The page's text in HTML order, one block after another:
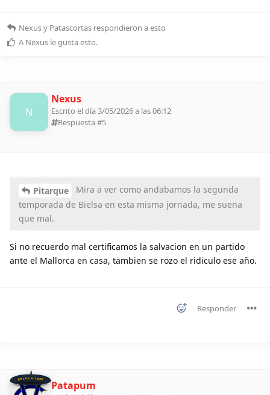
Nexusy Patascortas respondieron a esto
A Nexus le gusta esto.
N
Nexus
Escrito el día 3/05/2026 a las 06:12
Respuesta #5
Pitarque
Mira a ver como andabamos la segunda
temporada de Bielsa en esta misma jornada, me suena
que mal.
Si no recuerdo mal certificamos la salvacion en un partido
ante el Mallorca en casa, tambien se rozo el ridiculo ese año.
Responder
BOLILLA 2026 Patapum